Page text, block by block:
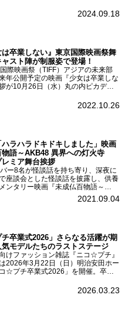
、菅原咲月が都内にて開催された
2024.09.18
卒業しない』東京国際映画祭舞
スト陣が制服姿で登場！
際映画祭（TIFF）アジアの未来部
年公開予定の映画『少女は卒業しな
が10月26日（水）丸の内ピカデリ
中井友望、監督の中川駿が登壇。映画
2022.10.26
ラハラドキドキしました」映画
物語～AKB48 異界への灯火寺
レミア舞台挨拶
ー8名が怪談話を持ち寄り、深夜に
座談会とした怪談話を披露し、供養
ンタリー映画『未成仏百物語～
への灯火寺～』の先行プレミア舞台
・ユナイテッド・シネマ豊洲で開催さ
2021.09.04
チ卒業式2026」さらなる活躍が期
モデルたちのラストステージ
けファッション雑誌『ニコ☆プチ』
は2026年3月22日（日）明治安田ホー
☆プチ卒業式2026」を開催。卒業
なた、高梨琴乃、土井ありさ、藤田蒼
2026.03.23